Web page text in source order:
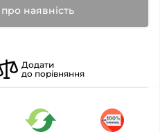
наявність
Додати
до порівняння